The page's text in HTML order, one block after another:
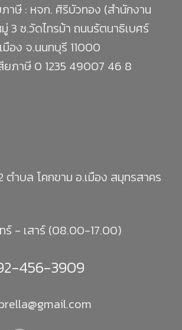
าษี : หจก. ศิริบัวทอง (สำนักงาน
3 ซ.วัดไทรม้า ถนนรัตนาธิเบศร์
อง จ.นนทบุรี 11000
ยภาษี 0 1235 49007 46 8
ตำบล โคกขาม อ.เมือง สมุทรสาคร
ร์ - เสาร์ (08.00-17.00)
456-3909